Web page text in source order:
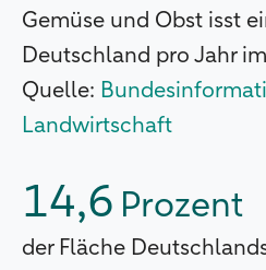
Gemüse und Obst isst
Deutschland pro Jahr
Quelle:
Landwirtschaft
14,6 Prozent
der Fläche